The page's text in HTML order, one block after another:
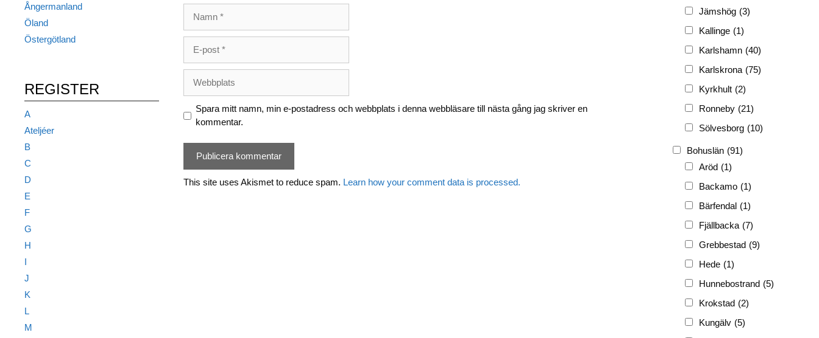
post
Spara mitt namn, min e-postadress och webbplats i denna webbläsare till nästa gång jag skriver en
kommentar.
This site uses Akismet to reduce spam. Learn how your comment data is processed.
Ångermanland
Öland
Östergötland
REGISTER
A
Ateljéer
B
C
D
E
F
G
H
I
J
K
L
M
PIONJÄR (129)
Jämshög (3)
Kallinge (1)
Karlshamn (40)
Karlskrona (75)
Kyrkhult (2)
Ronneby (21)
Sölvesborg (10)
Bohuslän (91)
Aröd (1)
Backamo (1)
Bärfendal (1)
Fjällbacka (7)
Grebbestad (9)
Hede (1)
Hunnebostrand (5)
Krokstad (2)
Kungälv (5)